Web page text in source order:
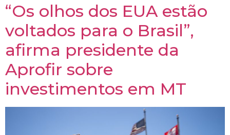
“Os olhos dos EUA estão
voltados para o Brasil”,
afirma presidente da
Aprofir sobre
investimentos em MT